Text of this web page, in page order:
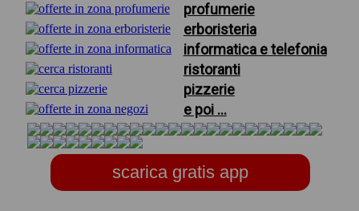
profumerie
erboristeria
informatica e telefonia
ristoranti
pizzerie
e poi ...
scarica gratis app